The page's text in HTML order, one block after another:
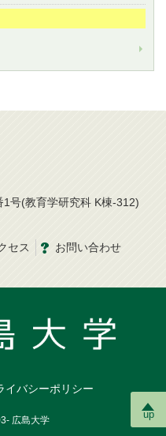
up
号(教育学研究科 K棟-312)
セス お問い合わせ
イバシーポリシー
広島大学